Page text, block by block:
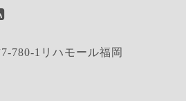
780-1リハモール福岡